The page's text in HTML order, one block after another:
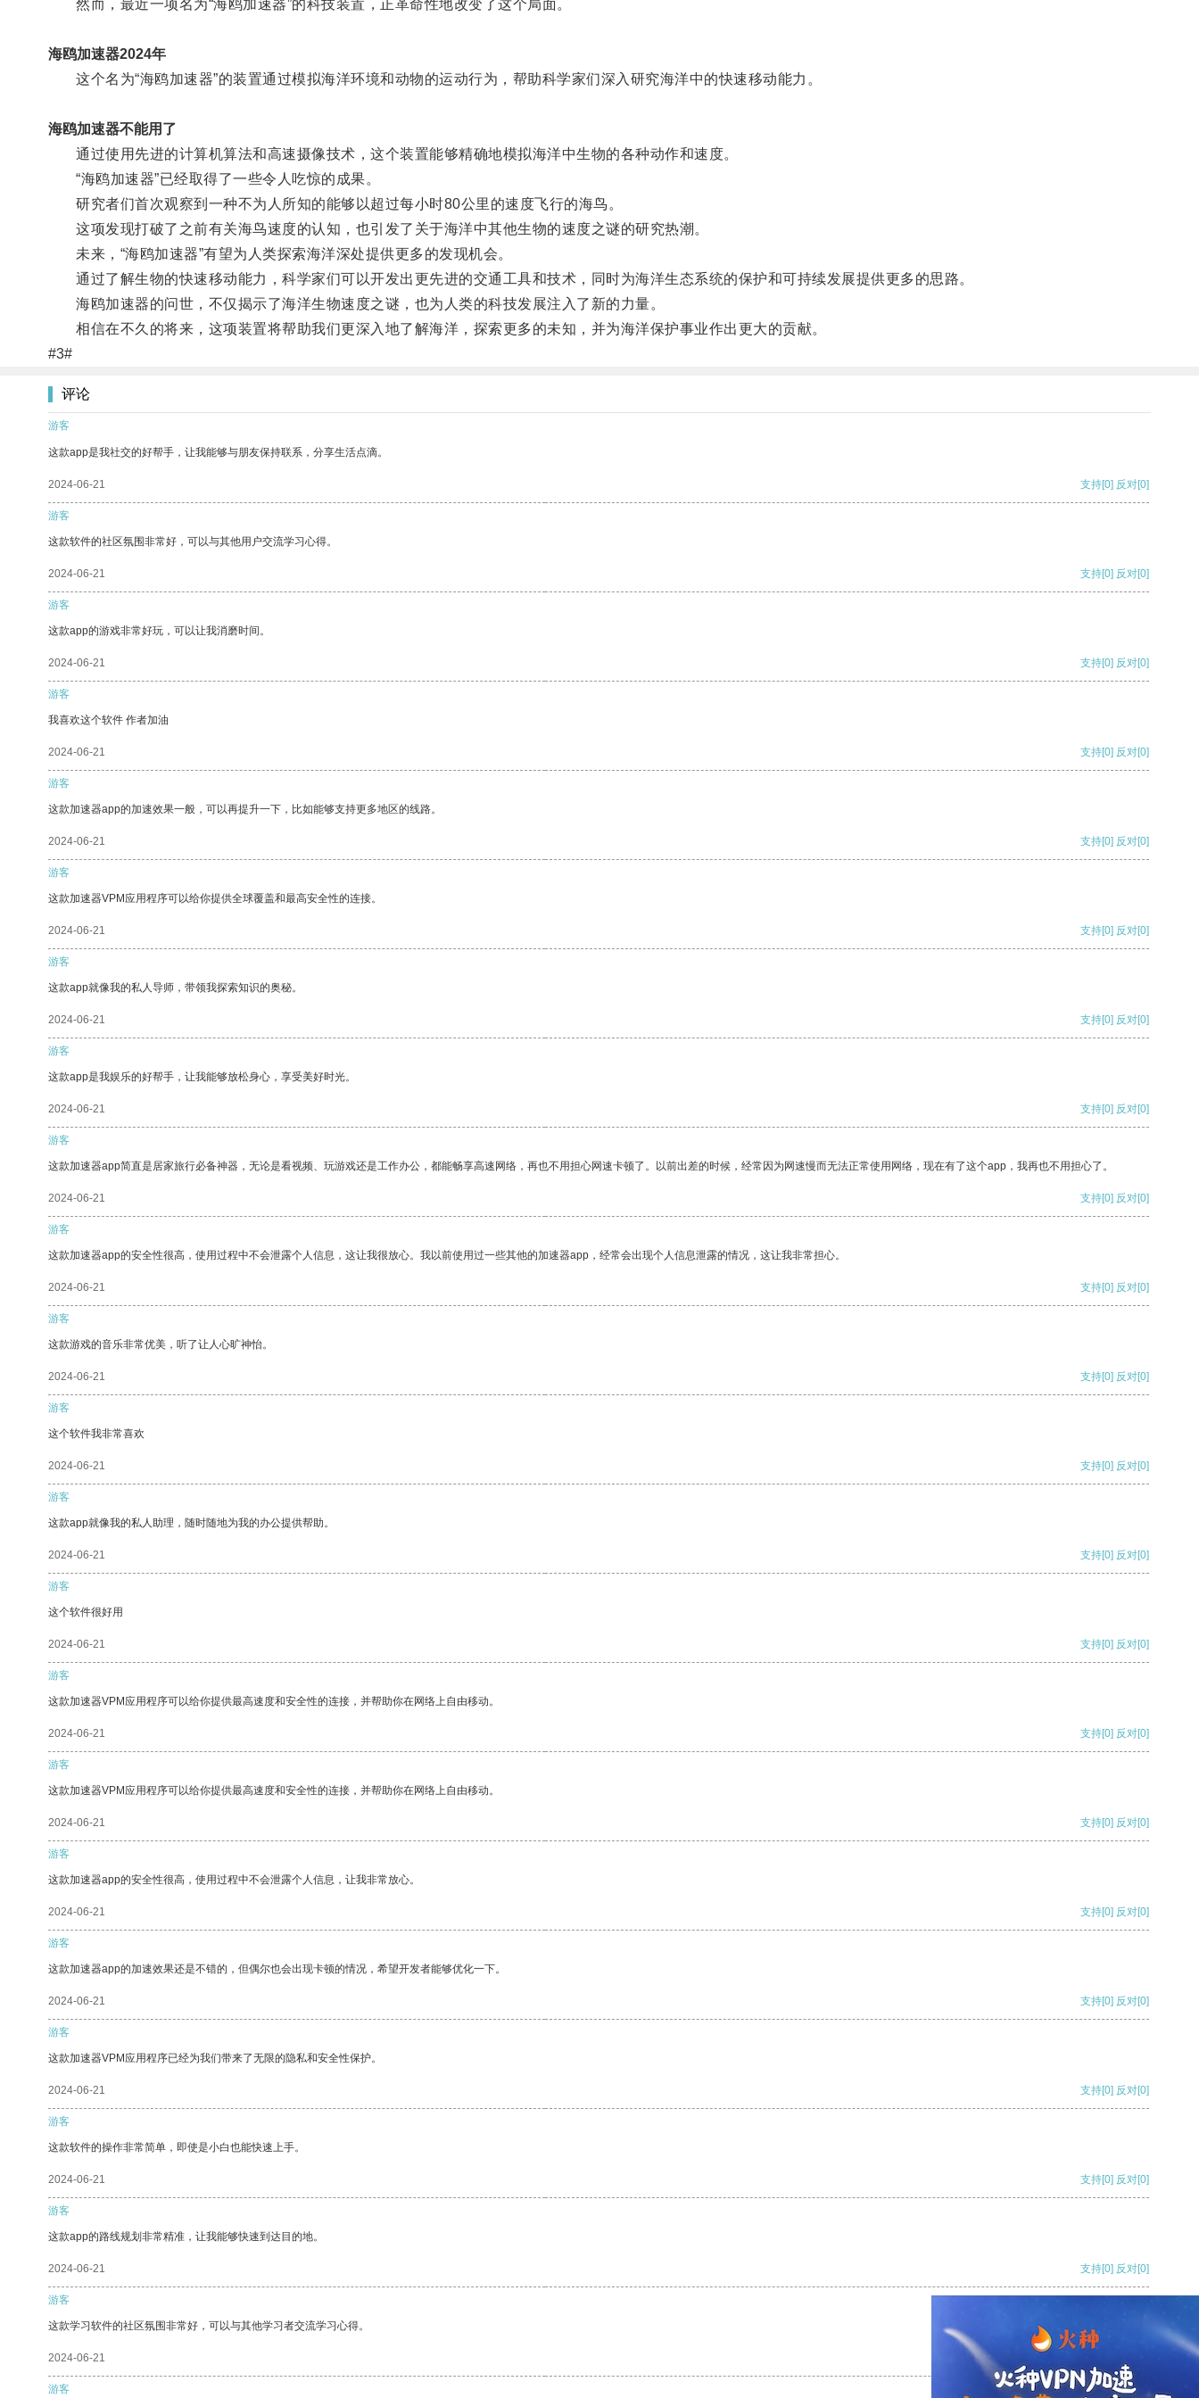
然而，最近一项名为“海鸥加速器”的科技装置，正革命性地改变了这个局面。
海鸥加速器2024年
这个名为“海鸥加速器”的装置通过模拟海洋环境和动物的运动行为，帮助科学家们深入研究海洋中的快速移动能力。
海鸥加速器不能用了
通过使用先进的计算机算法和高速摄像技术，这个装置能够精确地模拟海洋中生物的各种动作和速度。
“海鸥加速器”已经取得了一些令人吃惊的成果。
研究者们首次观察到一种不为人所知的能够以超过每小时80公里的速度飞行的海鸟。
这项发现打破了之前有关海鸟速度的认知，也引发了关于海洋中其他生物的速度之谜的研究热潮。
未来，“海鸥加速器”有望为人类探索海洋深处提供更多的发现机会。
通过了解生物的快速移动能力，科学家们可以开发出更先进的交通工具和技术，同时为海洋生态系统的保护和可持续发展提供更多的思路。
海鸥加速器的问世，不仅揭示了海洋生物速度之谜，也为人类的科技发展注入了新的力量。
相信在不久的将来，这项装置将帮助我们更深入地了解海洋，探索更多的未知，并为海洋保护事业作出更大的贡献。
#3#
评论
游客
这款app是我社交的好帮手，让我能够与朋友保持联系，分享生活点滴。
2024-06-21 支持[0] 反对[0]
游客
这款软件的社区氛围非常好，可以与其他用户交流学习心得。
2024-06-21 支持[0] 反对[0]
游客
这款app的游戏非常好玩，可以让我消磨时间。
2024-06-21 支持[0] 反对[0]
游客
我喜欢这个软件 作者加油
2024-06-21 支持[0] 反对[0]
游客
这款加速器app的加速效果一般，可以再提升一下，比如能够支持更多地区的线路。
2024-06-21 支持[0] 反对[0]
游客
这款加速器VPM应用程序可以给你提供全球覆盖和最高安全性的连接。
2024-06-21 支持[0] 反对[0]
游客
这款app就像我的私人导师，带领我探索知识的奥秘。
2024-06-21 支持[0] 反对[0]
游客
这款app是我娱乐的好帮手，让我能够放松身心，享受美好时光。
2024-06-21 支持[0] 反对[0]
游客
这款加速器app简直是居家旅行必备神器，无论是看视频、玩游戏还是工作办公，都能畅享高速网络，再也不用担心网速卡顿了。以前出差的时候，经常因为网速慢而无法正常使用网络，现在有了这个app，我再也不用担心了。
2024-06-21 支持[0] 反对[0]
游客
这款加速器app的安全性很高，使用过程中不会泄露个人信息，这让我很放心。我以前使用过一些其他的加速器app，经常会出现个人信息泄露的情况，这让我非常担心。
2024-06-21 支持[0] 反对[0]
游客
这款游戏的音乐非常优美，听了让人心旷神怡。
2024-06-21 支持[0] 反对[0]
游客
这个软件我非常喜欢
2024-06-21 支持[0] 反对[0]
游客
这款app就像我的私人助理，随时随地为我的办公提供帮助。
2024-06-21 支持[0] 反对[0]
游客
这个软件很好用
2024-06-21 支持[0] 反对[0]
游客
这款加速器VPM应用程序可以给你提供最高速度和安全性的连接，并帮助你在网络上自由移动。
2024-06-21 支持[0] 反对[0]
游客
这款加速器VPM应用程序可以给你提供最高速度和安全性的连接，并帮助你在网络上自由移动。
2024-06-21 支持[0] 反对[0]
游客
这款加速器app的安全性很高，使用过程中不会泄露个人信息，让我非常放心。
2024-06-21 支持[0] 反对[0]
游客
这款加速器app的加速效果还是不错的，但偶尔也会出现卡顿的情况，希望开发者能够优化一下。
2024-06-21 支持[0] 反对[0]
游客
这款加速器VPM应用程序已经为我们带来了无限的隐私和安全性保护。
2024-06-21 支持[0] 反对[0]
游客
这款软件的操作非常简单，即使是小白也能快速上手。
2024-06-21 支持[0] 反对[0]
游客
这款app的路线规划非常精准，让我能够快速到达目的地。
2024-06-21 支持[0] 反对[0]
游客
这款学习软件的社区氛围非常好，可以与其他学习者交流学习心得。
2024-06-21
游客